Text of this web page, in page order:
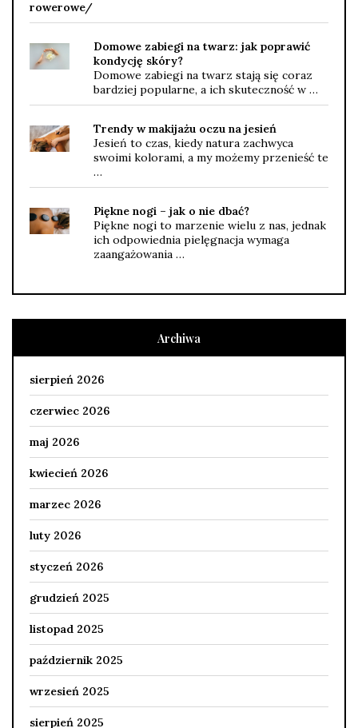
rowerowe/
Domowe zabiegi na twarz: jak poprawić
kondycję skóry?
Domowe zabiegi na twarz stają się coraz
bardziej popularne, a ich skuteczność w …
Trendy w makijażu oczu na jesień
Jesień to czas, kiedy natura zachwyca
swoimi kolorami, a my możemy przenieść te
…
Piękne nogi – jak o nie dbać?
Piękne nogi to marzenie wielu z nas, jednak
ich odpowiednia pielęgnacja wymaga
zaangażowania …
Archiwa
sierpień 2026
czerwiec 2026
maj 2026
kwiecień 2026
marzec 2026
luty 2026
styczeń 2026
grudzień 2025
listopad 2025
październik 2025
wrzesień 2025
sierpień 2025